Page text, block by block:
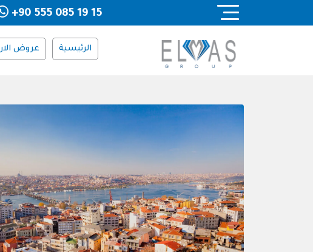
+90 555 085 19 15
الرئيسية عروض